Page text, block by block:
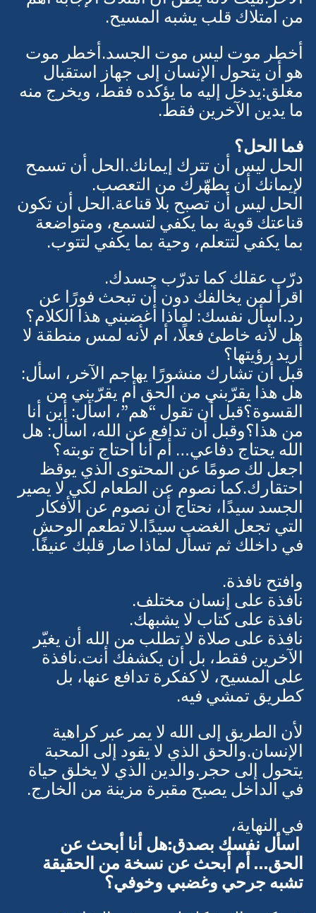
الآخر.ميت لأنه يظن أن امتلاك الإجابة أهم
أخطر موت ليس موت الجسد.أخطر موت
هو أن يتحول الإنسان إلى جهاز استقبال
مغلق:يدخل إليه ما يؤكده فقط، ويخرج منه
فما الحل؟
الحل ليس أن تترك إيمانك.الحل أن تسمح
لإيمانك أن يطهّرك من التعصب.
الحل ليس أن تصبح بلا قناعة.الحل أن تكون
قناعتك قوية بما يكفي لتسمع، ومتواضعة
درّب عقلك كما تدرّب جسدك.
اقرأ لمن يخالفك دون أن تبحث فورًا عن
رد.اسأل نفسك: لماذا أغضبني هذا الكلام؟
هل لأنه خاطئ فعلًا، أم لأنه لمس منطقة لا
أريد رؤيتها؟
قبل أن تشارك منشورًا يهاجم الآخر، اسأل:
هل هذا يقرّبني من الحق أم يقرّبني من
القسوة؟قبل أن تقول “هم”، اسأل: أين أنا
من هذا؟وقبل أن تدافع عن الله، اسأل: هل
الله يحتاج دفاعي… أم أنا أحتاج توبته؟
اجعل لك صومًا عن المحتوى الذي يوقظ
احتقارك.كما نصوم عن الطعام لكي لا يصير
الجسد سيدًا، نحتاج أن نصوم عن الأفكار
التي تجعل الغضب سيدًا.لا تطعم الوحش
وافتح نافذة.
نافذة على إنسان مختلف.
نافذة على كتاب لا يشبهك.
نافذة على صلاة لا تطلب من الله أن يغيّر
الآخرين فقط، بل أن يكشفك أنت.نافذة
على المسيح، لا كفكرة تدافع عنها، بل
لأن الطريق إلى الله لا يمر عبر كراهية
الإنسان.والحق الذي لا يقود إلى المحبة
يتحول إلى حجر.والدين الذي لا يخلق حياة
في النهاية،
اسأل نفسك بصدق:هل أنا أبحث عن
الحق… أم أبحث عن نسخة من الحقيقة